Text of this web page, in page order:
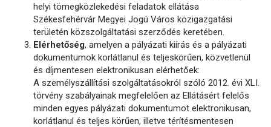
helyi tömegközlekedési feladatok ellátása
Székesfehérvár Megyei Jogú Város közigazgatási
területén közszolgáltatási szerződés keretében.
Elérhetőség, amelyen a pályázati kiírás és a pályázati
dokumentumok korlátlanul és teljeskörűen, közvetlenül
és díjmentesen elektronikusan elérhetőek:
A személyszállítási szolgáltatásokról szóló 2012. évi XLI.
törvény szabályainak megfelelően az Ellátásért felelős
minden egyes pályázati dokumentumot elektronikusan,
korlátlanul és teljes körűen, illetve térítésmentesen